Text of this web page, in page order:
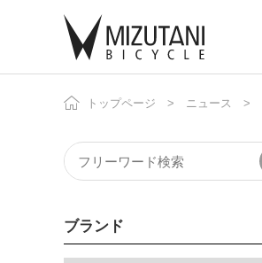
トップページ ニュース
ブランド